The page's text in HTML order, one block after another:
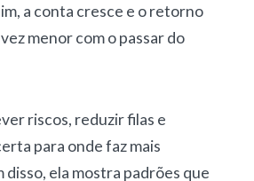
a conta cresce e o retorno
menor com o passar do
riscos, reduzir filas e
para onde faz mais
disso, ela mostra padrões que